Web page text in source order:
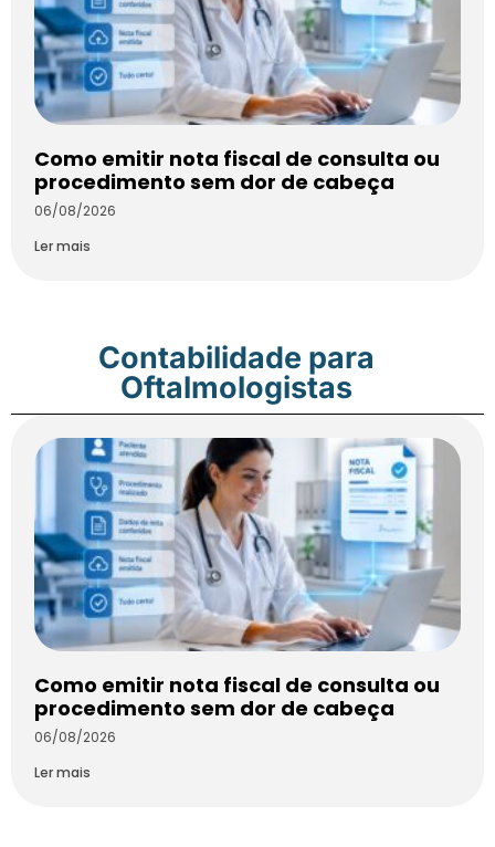
Como emitir nota fiscal de consulta ou
procedimento sem dor de cabeça
06/08/2026
Ler mais
Contabilidade para
Oftalmologistas
Como emitir nota fiscal de consulta ou
procedimento sem dor de cabeça
06/08/2026
Ler mais